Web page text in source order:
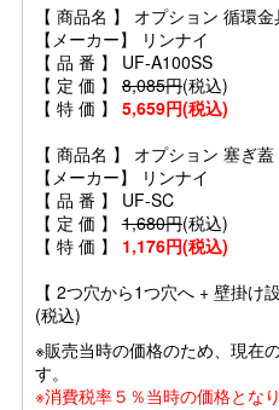
【 商品名 】 オプション 循環金
【メーカー】 リンナイ
【 品 番 】 UF-A100SS
【 定 価 】 8,085円(税込)
【 特 価 】 5,659円(税込)
【 商品名 】 オプション 塞ぎ蓋
【メーカー】 リンナイ
【 品 番 】 UF-SC
【 定 価 】 1,680円(税込)
【 特 価 】 1,176円(税込)
【 2つ穴から1つ穴へ + 壁掛け
(税込)
※販売当時の価格のため、現在
す。
※消費税率５％当時の価格となり